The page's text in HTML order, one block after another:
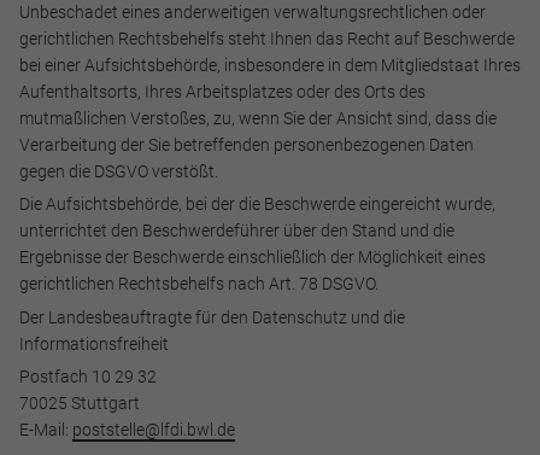
Unbeschadet eines anderweitigen verwaltungsrechtlichen oder
gerichtlichen Rechtsbehelfs steht Ihnen das Recht auf Beschwerde
bei einer Aufsichtsbehörde, insbesondere in dem Mitgliedstaat Ihres
Aufenthaltsorts, Ihres Arbeitsplatzes oder des Orts des
mutmaßlichen Verstoßes, zu, wenn Sie der Ansicht sind, dass die
Verarbeitung der Sie betreffenden personenbezogenen Daten
gegen die DSGVO verstößt.
Die Aufsichtsbehörde, bei der die Beschwerde eingereicht wurde,
unterrichtet den Beschwerdeführer über den Stand und die
Ergebnisse der Beschwerde einschließlich der Möglichkeit eines
gerichtlichen Rechtsbehelfs nach Art. 78 DSGVO.
Der Landesbeauftragte für den Datenschutz und die
Informationsfreiheit
Postfach 10 29 32
70025 Stuttgart
E-Mail: poststelle@lfdi.bwl.de